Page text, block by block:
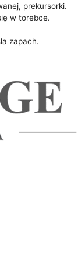
prekursorki.
w torebce.
zapach.